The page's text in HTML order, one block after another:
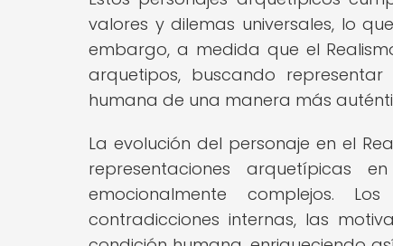
valores y dilemas universales, lo
embargo, a medida que el
arquetipos, buscando
humana de una manera más
La evolución del personaje en el
representaciones arquetípicas
emocionalmente complejos.
contradicciones internas, las